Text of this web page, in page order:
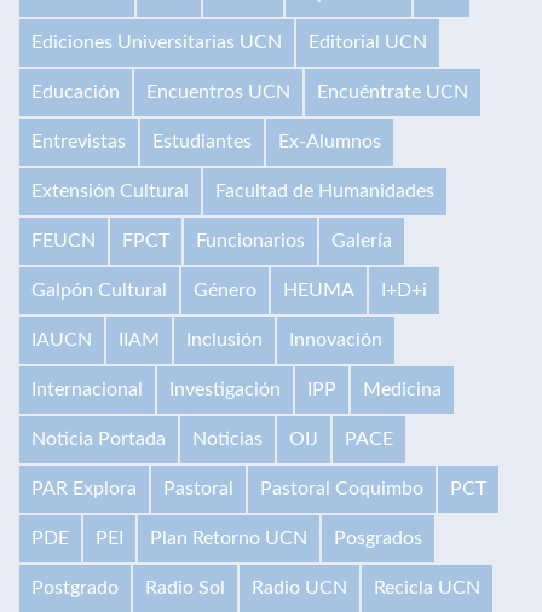
Ediciones Universitarias UCN Editorial UCN
Educación Encuentros UCN Encuéntrate UCN
Entrevistas Estudiantes Ex-Alumnos
Extensión Cultural Facultad de Humanidades
FEUCN FPCT Funcionarios Galería
Galpón Cultural Género HEUMA I+D+i
IAUCN IIAM Inclusión Innovación
Internacional Investigación IPP Medicina
Noticia Portada Noticias OIJ PACE
PAR Explora Pastoral Pastoral Coquimbo PCT
PDE PEI Plan Retorno UCN Posgrados
Postgrado Radio Sol Radio UCN Recicla UCN